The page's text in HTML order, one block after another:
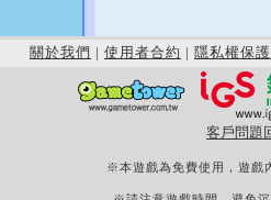
關於我們 | 使用者合約 | 隱私權保護
客戶問題
※本遊戲為免費使用，遊戲